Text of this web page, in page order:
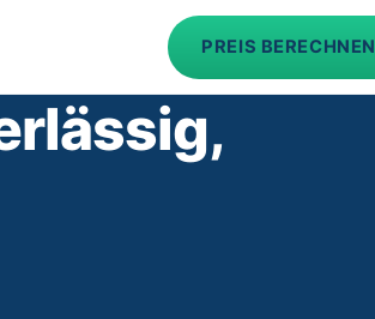
PREIS BERECHNEN